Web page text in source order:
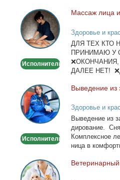
Массаж
лица
и
тела
Исполнитель
Мас­саж ли­ца
Здоровье и
ДЛЯ ТЕХ КТО
ПРИНИМАЮ У
ДАЛЕЕ НЕТ!
Выведение
из
запоя.
Капельница,
Исполнитель
Вы­ве­де­ние из
Здоровье и
Вы­ве­де­ние из
ди­ро­ва­ние.
Ком­плекс­ное
ни­ца в
Ветеринарный
врач